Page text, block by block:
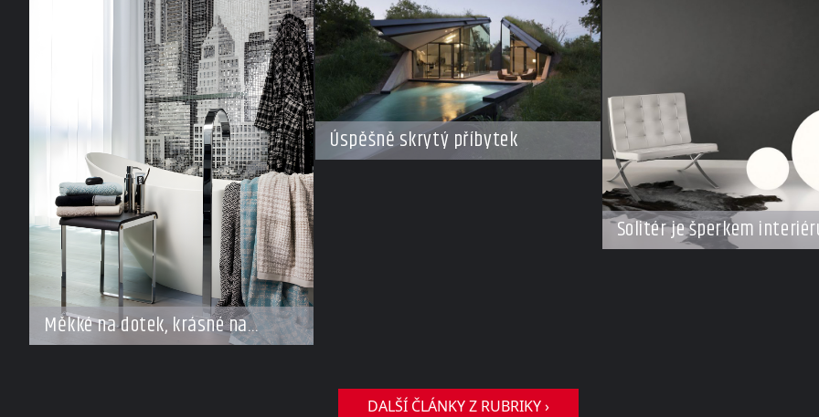
Měkké na dotek, krásné na
pohled
Úspěšně skrytý příbytek
Solitér je šperkem
DALŠÍ ČLÁNKY Z RUBRIKY ›